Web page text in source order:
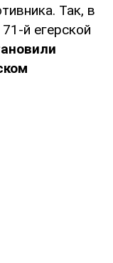
Так, в
й егерской